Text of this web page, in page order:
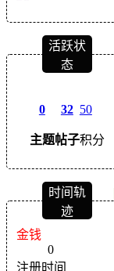
活跃状
态
0
主题
32
帖子
50
积分
时间轨
迹
金钱
0
注册时间